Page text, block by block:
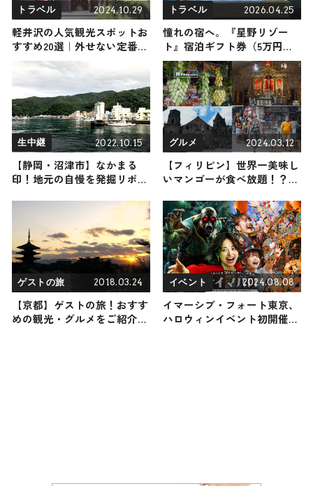
トラベル 2024.10.29
軽井沢の人気観光スポットお
すすめ20選｜外せない定番・
名所から穴場まで見どころ満
載の観光地を紹介
トラベル 2026.04.25
憧れの宿へ。『星野リゾー
ト』宿泊ギフト券（5万円
分）を1名様にプレゼント！
｜旅サラダPLUS特別企画
生中継 2022.10.15
【静岡・沼津市】なかまる
印！地元の自慢を発掘リポー
グルメ 2024.03.12
【フィリピン】世界一美味し
いマンゴーが食べ放題！？パ
ゲストの旅 2018.03.24
【京都】ゲストの旅！おすす
めの観光・グルメをご紹介
イベント 2024.08.08
イマーシブ・フォート東京、
ハロウィンイベント初開催